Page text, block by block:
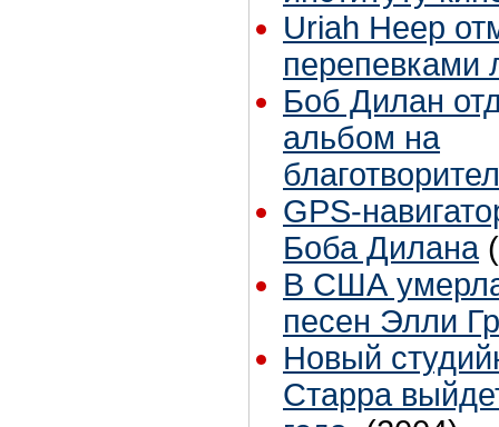
Uriah Heep
перепевками
Боб Дилан
альбом на
GPS-
Боба Дилана
В США
песен Элли
Новый
Старра